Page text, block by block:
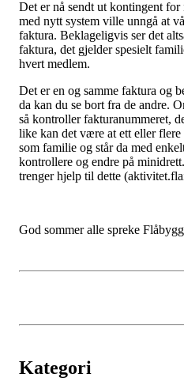
Det er nå sendt ut kontingent
med nytt system ville unngå at
faktura. Beklageligvis ser det
faktura, det gjelder spesielt
hvert medlem.
Det er en og samme faktura og
da kan du se bort fra de andre.
så kontroller fakturanummeret,
like kan det være at ett eller
som familie og står da med
kontrollere og endre på
trenger hjelp til dette
God sommer alle spreke
Kategori